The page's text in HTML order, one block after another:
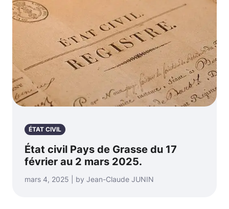
ÉTAT CIVIL
État civil Pays de Grasse du 17
février au 2 mars 2025.
mars 4, 2025 | by Jean-Claude JUNIN